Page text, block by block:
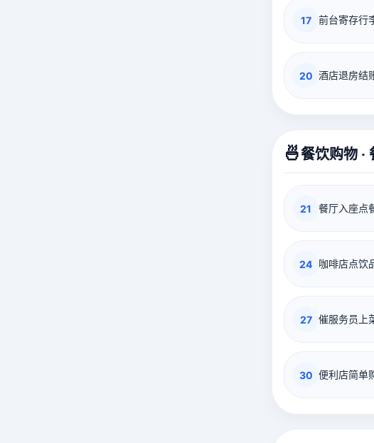
17 前台寄存行
20 酒店退房结
🍜餐饮购物 ·
21 餐厅入座点
24 咖啡店点饮
27 催服务员上
30 便利店简单